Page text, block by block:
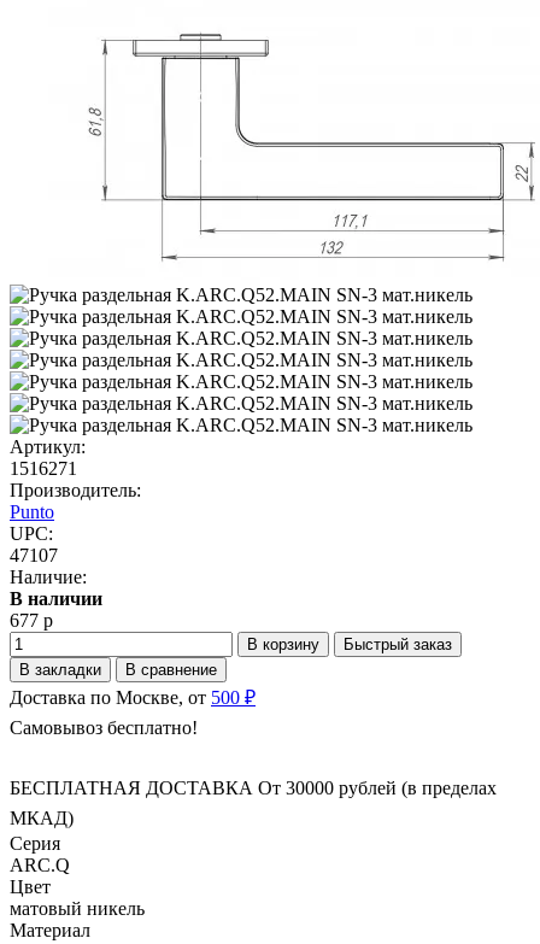
Артикул:
1516271
Производитель:
Punto
UPC:
47107
Наличие:
В наличии
677 р
В корзину
Быстрый заказ
В закладки
В сравнение
Доставка по Москве, от 500 ₽
Самовывоз бесплатно!
БЕСПЛАТНАЯ ДОСТАВКА От 30000 рублей (в пределах
МКАД)
Серия
ARC.Q
Цвет
матовый никель
Материал